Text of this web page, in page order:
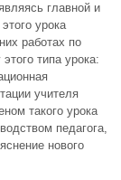
главной и
урока
работах по
типа урока:
учителя
такого урока
педагога,
нового